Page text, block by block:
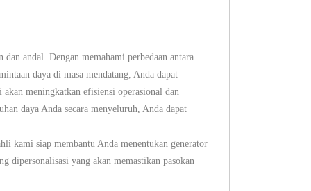
andal. Dengan memahami perbedaan antara
daya di masa mendatang, Anda dapat
meningkatkan efisiensi operasional dan
daya Anda secara menyeluruh, Anda dapat
kami siap membantu Anda menentukan generator
dipersonalisasi yang akan memastikan pasokan